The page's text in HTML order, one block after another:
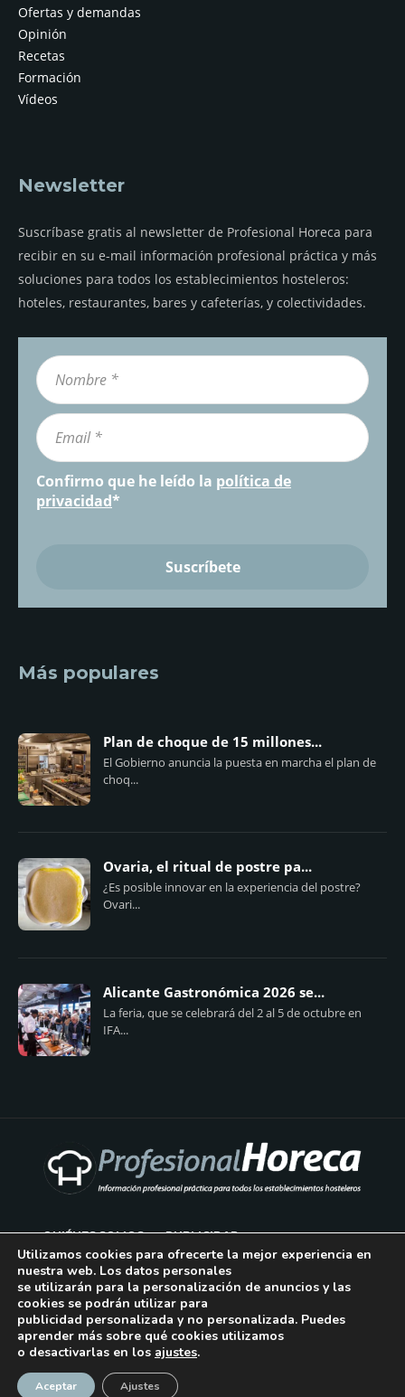
Ofertas y demandas
Opinión
Recetas
Formación
Vídeos
Newsletter
Suscríbase gratis al newsletter de Profesional Horeca para
recibir en su e-mail información profesional práctica y más
soluciones para todos los establecimientos hosteleros:
hoteles, restaurantes, bares y cafeterías, y colectividades.
Confirmo que he leído la política de
privacidad*
Más populares
Plan de choque de 15 millones...
El Gobierno anuncia la puesta en marcha el plan de
choq...
Ovaria, el ritual de postre pa...
¿Es posible innovar en la experiencia del postre?
Ovari...
Alicante Gastronómica 2026 se...
La feria, que se celebrará del 2 al 5 de octubre en
IFA...
QUIÉNES SOMOS PUBLICIDAD
AVISO LEGAL
POLÍTICA DE COOKIES
POLÍTICA DE PRIVACIDAD
CONTACTO
¡Suscríbase!
Utilizamos cookies para ofrecerte la mejor experiencia en
nuestra web. Los datos personales
se utilizarán para la personalización de anuncios y las
cookies se podrán utilizar para
publicidad personalizada y no personalizada. Puedes
aprender más sobre qué cookies utilizamos
o desactivarlas en los ajustes.
Aceptar Ajustes